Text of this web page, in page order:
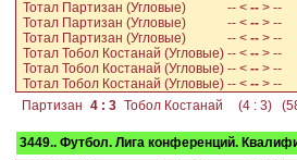
Тотал Партизан (Угловые)
-- < -- > --
Тотал Партизан (Угловые)
-- < -- > --
Тотал Партизан (Угловые)
-- < -- > --
Тотал Тобол Костанай (Угловые) -- < -- > --
Тотал Тобол Костанай (Угловые) -- < -- > --
Тотал Тобол Костанай (Угловые) -- < -- > --
Партизан 4 : 3 Тобол Костанай (4 : 3)
3449.. Футбол. Лига конференций.